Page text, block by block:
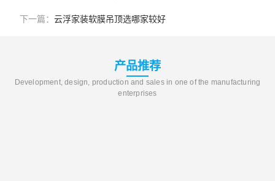
下一篇： 云浮家装软膜吊顶选哪家较好
产品推荐
Development, design, production and sales in one of the manufacturing
enterprises